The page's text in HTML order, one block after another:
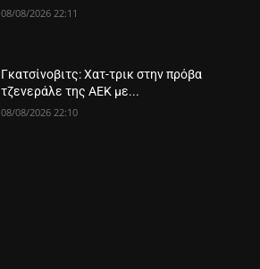
08/08/2026 22:11
Γκατσίνοβιτς: Χατ-τρικ στην πρόβα
τζενεράλε της ΑΕΚ με...
08/08/2026 22:10